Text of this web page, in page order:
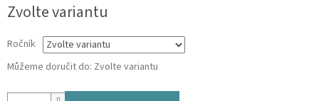
cena:
Zvolte variantu
Ročník
Můžeme doručit do: Zvolte variantu